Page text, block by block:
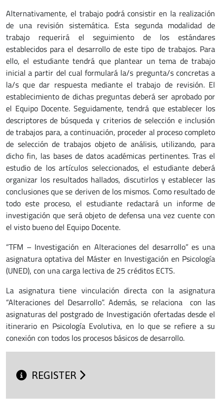
Alternativamente, el trabajo podrá consistir en la realización
de una revisión sistemática. Esta segunda modalidad de
trabajo requerirá el seguimiento de los estándares
establecidos para el desarrollo de este tipo de trabajos. Para
ello, el estudiante tendrá que plantear un tema de trabajo
inicial a partir del cual formulará la/s pregunta/s concretas a
la/s que dar respuesta mediante el trabajo de revisión. El
establecimiento de dichas preguntas deberá ser aprobado por
el Equipo Docente. Seguidamente, tendrá que establecer los
descriptores de búsqueda y criterios de selección e inclusión
de trabajos para, a continuación, proceder al proceso completo
de selección de trabajos objeto de análisis, utilizando, para
dicho fin, las bases de datos académicas pertinentes. Tras el
estudio de los artículos seleccionados, el estudiante deberá
organizar los resultados hallados, discutirlos y establecer las
conclusiones que se deriven de los mismos. Como resultado de
todo este proceso, el estudiante redactará un informe de
investigación que será objeto de defensa una vez cuente con
el visto bueno del Equipo Docente.
“TFM – Investigación en Alteraciones del desarrollo” es una
asignatura optativa del Máster en Investigación en Psicología
(UNED), con una carga lectiva de 25 créditos ECTS.
La asignatura tiene vinculación directa con la asignatura
“Alteraciones del Desarrollo”. Además, se relaciona con las
asignaturas del postgrado de Investigación ofertadas desde el
itinerario en Psicología Evolutiva, en lo que se refiere a su
conexión con todos los procesos básicos de desarrollo.
REGISTER